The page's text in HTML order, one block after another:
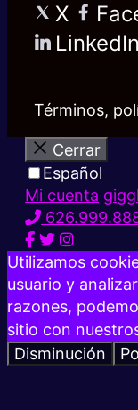
X
LinkedIn
Términos,
Cerrar
Español
Mi cuenta
Utilizamos
usuario y
razones,
sitio con
Disminución